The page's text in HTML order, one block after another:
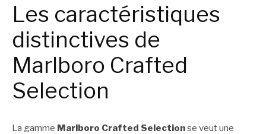
Les caractéristiques
distinctives de
Marlboro Crafted
Selection
La gamme Marlboro Crafted Selectionse veut une